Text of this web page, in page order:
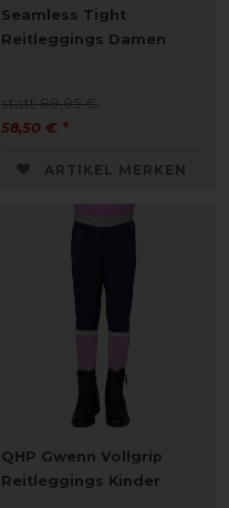
Seamless Tight
Reitleggings Damen
statt 89,95 €
58,50 € *
ARTIKEL MERKEN
QHP Gwenn Vollgrip
Reitleggings Kinder